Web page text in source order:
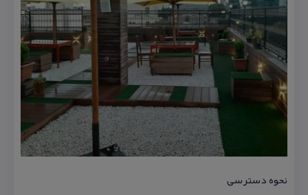
نحوه دسترسی